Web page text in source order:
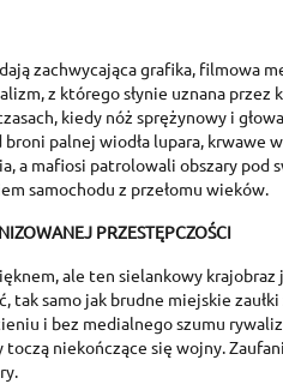
zachwycająca grafika, filmowa
z którego słynie uznana przez
kiedy nóż sprężynowy i
palnej wiodła lupara, krwawe
a mafiosi patrolowali obszary pod
samochodu z przełomu wieków.
PRZESTĘPCZOŚCI
ale ten sielankowy krajobraz
tak samo jak brudne miejskie zaułki
i bez medialnego szumu
niekończące się wojny.